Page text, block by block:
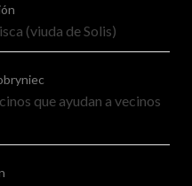
(viuda de Solis)
que ayudan a vecinos